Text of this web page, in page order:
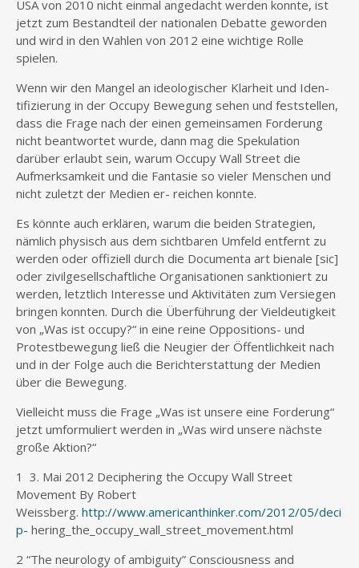
USA von 2010 nicht einmal angedacht werden konnte, ist
jetzt zum Bestandteil der nationalen Debatte geworden
und wird in den Wahlen von 2012 eine wichtige Rolle
spielen.
Wenn wir den Mangel an ideologischer Klarheit und Iden-
tifizierung in der Occupy Bewegung sehen und feststellen,
dass die Frage nach der einen gemeinsamen Forderung
nicht beantwortet wurde, dann mag die Spekulation
darüber erlaubt sein, warum Occupy Wall Street die
Aufmerksamkeit und die Fantasie so vieler Menschen und
nicht zuletzt der Medien er- reichen konnte.
Es könnte auch erklären, warum die beiden Strategien,
nämlich physisch aus dem sichtbaren Umfeld entfernt zu
werden oder offiziell durch die Documenta art bienale [sic]
oder zivilgesellschaftliche Organisationen sanktioniert zu
werden, letztlich Interesse und Aktivitäten zum Versiegen
bringen konnten. Durch die Überführung der Vieldeutigkeit
von „Was ist occupy?“ in eine reine Oppositions- und
Protestbewegung ließ die Neugier der Öffentlichkeit nach
und in der Folge auch die Berichterstattung der Medien
über die Bewegung.
Vielleicht muss die Frage „Was ist unsere eine Forderung“
jetzt umformuliert werden in „Was wird unsere nächste
große Aktion?“
1 3. Mai 2012 Deciphering the Occupy Wall Street
Movement By Robert
Weissberg. http://www.americanthinker.com/2012/05/deci
p- hering_the_occupy_wall_street_movement.html
2 “The neurology of ambiguity” Consciousness and